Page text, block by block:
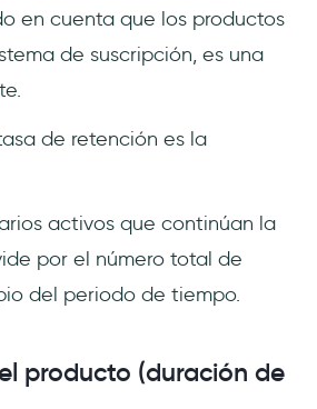
en cuenta que los productos
de suscripción, es una
de retención es la
activos que continúan la
por el número total de
del periodo de tiempo.
producto (duración de